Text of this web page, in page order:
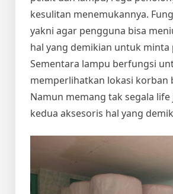
kesulitan menemukannya.
yakni agar pengguna bisa
hal yang demikian untuk
Sementara lampu berfungsi
memperlihatkan lokasi korban
Namun memang tak segala life
kedua aksesoris hal yang